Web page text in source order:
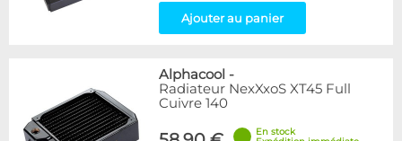
Ajouter au panier
Alphacool -
Radiateur NexXxoS XT45 Full
Cuivre 140
En stock